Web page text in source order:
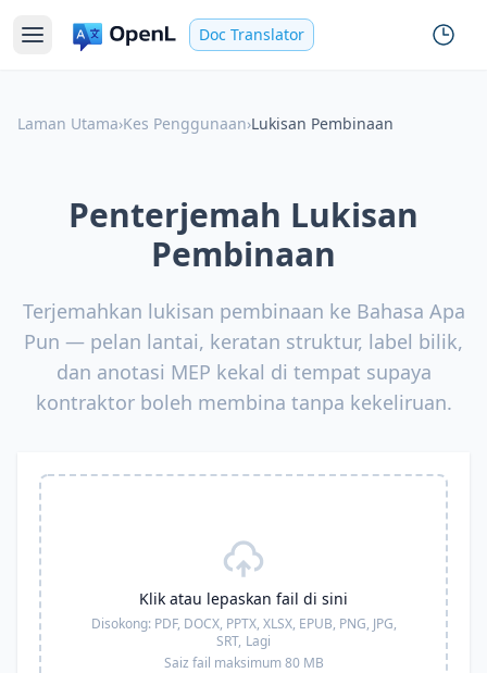
Doc Translator
Laman Utama›Kes Penggunaan›Lukisan Pembinaan
Penterjemah Lukisan
Pembinaan
Terjemahkan lukisan pembinaan ke Bahasa Apa
Pun — pelan lantai, keratan struktur, label bilik,
dan anotasi MEP kekal di tempat supaya
kontraktor boleh membina tanpa kekeliruan.
Klik atau lepaskan fail di sini
Disokong: PDF, DOCX, PPTX, XLSX, EPUB, PNG, JPG,
SRT, Lagi
Saiz fail maksimum 80 MB